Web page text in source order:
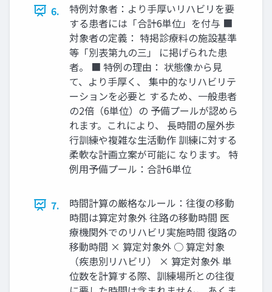
6.
特例対象者：より手厚いリハビリを要
する患者には「合計6単位」を付与 ■
対象者の定義： 特掲診療料の施設基準
等「別表第九の三」 に掲げられた患
者。 ■ 特例の理由： 状態像から見
て、より手厚く、 集中的なリハビリテ
ーションを必要と するため、一般患者
の2倍（6単位）の 予備プールが認めら
れます。これにより、 長時間の屋外歩
行訓練や複雑な生活動作 訓練に対する
柔軟な計画立案が可能に なります。 特
例用予備プール：合計6単位
7.
時間計算の厳格なルール：往復の移動
時間は算定対象外 往路の移動時間 医
療機関外でのリハビリ実施時間 復路の
移動時間 × 算定対象外 ○ 算定対象
（疾患別リハビリ） × 算定対象外 単
位数を計算する際、訓練場所との往復